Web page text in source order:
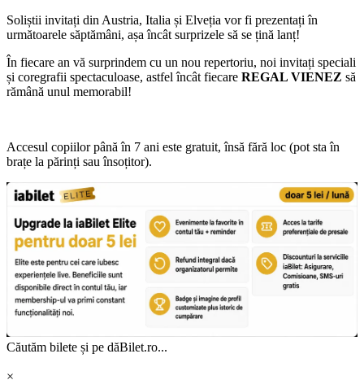
Soliștii invitați din Austria, Italia și Elveția vor fi prezentați în
următoarele săptămâni, așa încât surprizele să se țină lanț!
În fiecare an vă surprindem cu un nou repertoriu, noi invitați speciali
și coregrafii spectaculoase, astfel încât fiecare REGAL VIENEZ să
rămână unul memorabil!
Accesul copiilor până în 7 ani este gratuit, însă fără loc (pot sta în
brațe la părinți sau însoțitor).
Căutăm bilete și pe dăBilet.ro...
×